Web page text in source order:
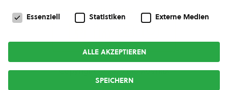
Copyright © 2026bio austria
Datenschutzeinstellungen
Essenziell Statistiken Externe Medien
ALLE AKZEPTIEREN
SPEICHERN